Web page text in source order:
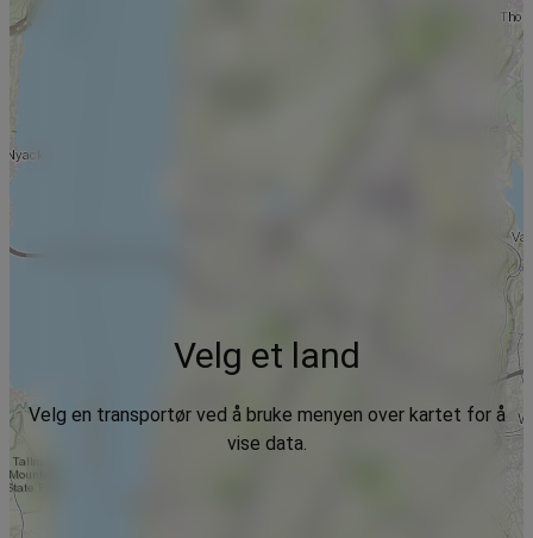
Velg et land
Velg en transportør ved å bruke menyen over kartet for å
vise data.